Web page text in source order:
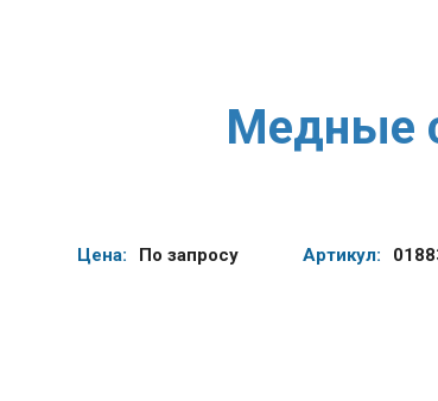
Медные
Цена: По запросу Артикул: